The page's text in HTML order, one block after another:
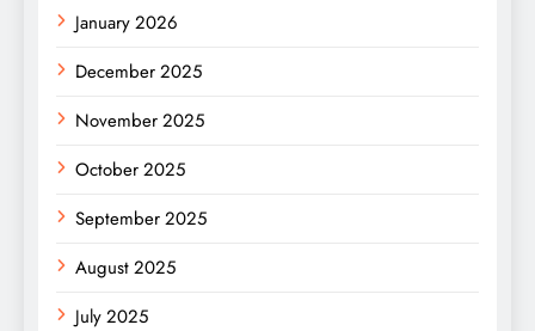
January 2026
December 2025
November 2025
October 2025
September 2025
August 2025
July 2025